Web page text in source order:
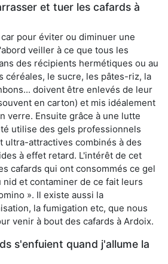
et tuer les cafards à
pour éviter ou diminuer une
veiller à ce que tous les
des récipients hermétiques ou au
céréales, le sucre, les pâtes-riz, la
doivent être enlevés de leur
en carton) et mis idéalement
verre. Ensuite grâce à une lutte
utilise des gels professionnels
ultra-attractives combinés à des
à effet retard. L'intérêt de cet
cafards qui ont consommés ce gel
et contaminer de ce fait leurs
». Il existe aussi la
la fumigation etc, que nous
venir à bout des cafards à Ardoix.
s'enfuient quand j'allume la